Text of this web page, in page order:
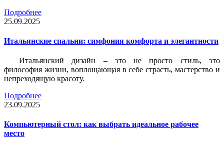
Подробнее
25.09.2025
Итальянские спальни: симфония комфорта и элегантности
Итальянский дизайн – это не просто стиль, это
философия жизни, воплощающая в себе страсть, мастерство и
непреходящую красоту.
Подробнее
23.09.2025
Компьютерный стол: как выбрать идеальное рабочее
место